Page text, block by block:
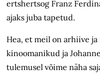
ertshertsog Franz
ajaks juba tapetud.
Hea, et meil on arhiive
kinoomanikud ja
tulemusel võime näha